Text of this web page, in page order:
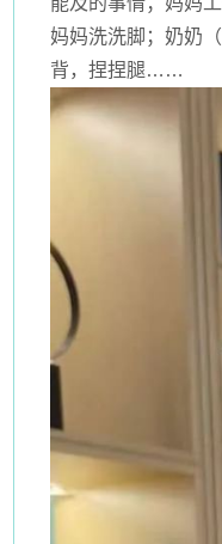
妈妈洗洗脚；奶奶
背，捏捏腿……